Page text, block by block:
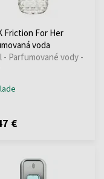
Friction For Her
voda
- Parfumované vody -
€